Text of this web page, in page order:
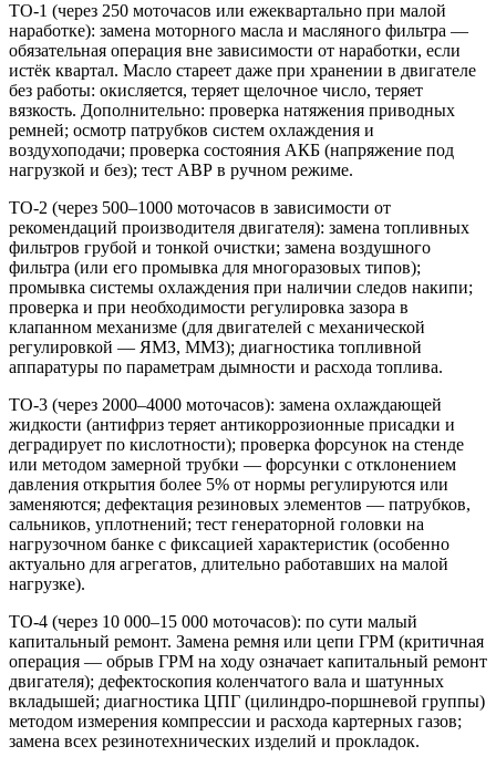
ТО-1 (через 250 моточасов или ежеквартально при малой
наработке): замена моторного масла и масляного фильтра —
обязательная операция вне зависимости от наработки, если
истёк квартал. Масло стареет даже при хранении в двигателе
без работы: окисляется, теряет щелочное число, теряет
вязкость. Дополнительно: проверка натяжения приводных
ремней; осмотр патрубков систем охлаждения и
воздухоподачи; проверка состояния АКБ (напряжение под
нагрузкой и без); тест АВР в ручном режиме.
ТО-2 (через 500–1000 моточасов в зависимости от
рекомендаций производителя двигателя): замена топливных
фильтров грубой и тонкой очистки; замена воздушного
фильтра (или его промывка для многоразовых типов);
промывка системы охлаждения при наличии следов накипи;
проверка и при необходимости регулировка зазора в
клапанном механизме (для двигателей с механической
регулировкой — ЯМЗ, ММЗ); диагностика топливной
аппаратуры по параметрам дымности и расхода топлива.
ТО-3 (через 2000–4000 моточасов): замена охлаждающей
жидкости (антифриз теряет антикоррозионные присадки и
деградирует по кислотности); проверка форсунок на стенде
или методом замерной трубки — форсунки с отклонением
давления открытия более 5% от нормы регулируются или
заменяются; дефектация резиновых элементов — патрубков,
сальников, уплотнений; тест генераторной головки на
нагрузочном банке с фиксацией характеристик (особенно
актуально для агрегатов, длительно работавших на малой
нагрузке).
ТО-4 (через 10 000–15 000 моточасов): по сути малый
капитальный ремонт. Замена ремня или цепи ГРМ (критичная
операция — обрыв ГРМ на ходу означает капитальный ремонт
двигателя); дефектоскопия коленчатого вала и шатунных
вкладышей; диагностика ЦПГ (цилиндро-поршневой группы)
методом измерения компрессии и расхода картерных газов;
замена всех резинотехнических изделий и прокладок.